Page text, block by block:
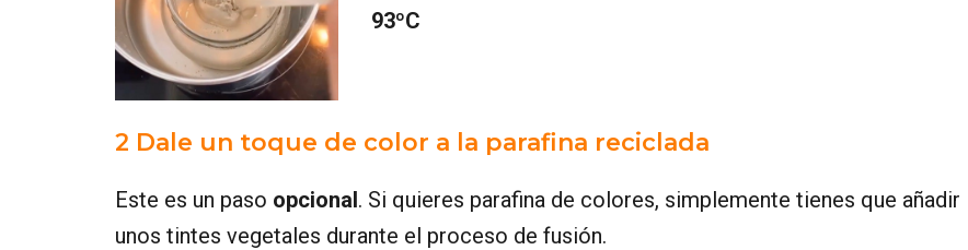
93ºC
2 Dale un toque de color a la parafina reciclada
Este es un paso opcional. Si quieres parafina de colores, simplemente tienes que añadir
unos tintes vegetales durante el proceso de fusión.